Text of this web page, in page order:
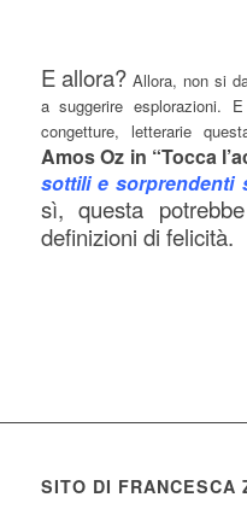
E allora? Allora, non si
a suggerire esplorazioni.
congetture, letterarie
Amos Oz in “Tocca
sottili e sorprendenti
sì, questa
definizioni di felicità.
SITO DI FRANCESCA